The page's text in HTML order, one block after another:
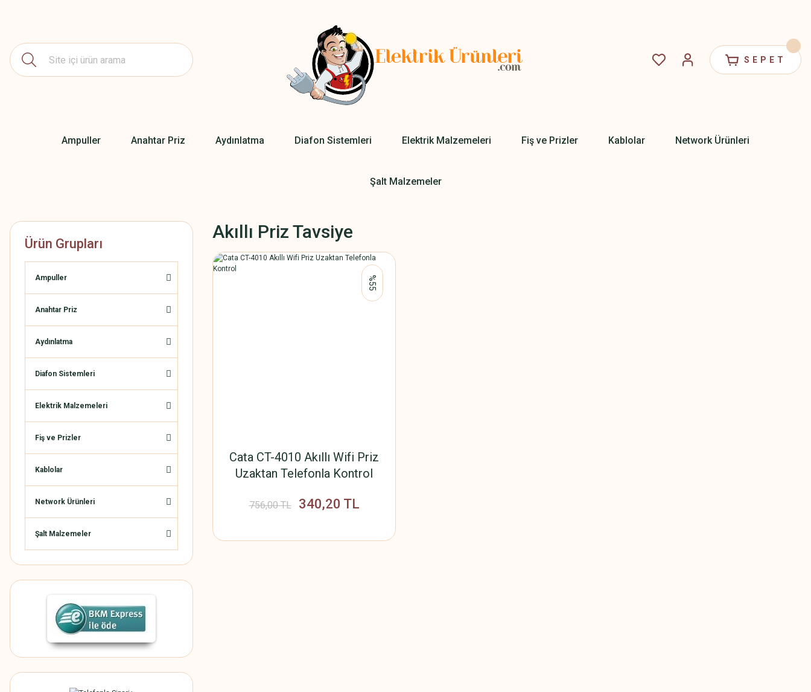
SEPET
Ampuller Anahtar Priz Aydınlatma Diafon Sistemleri Elektrik Malzemeleri Fiş ve Prizler Kablolar Network Ürünleri
Şalt Malzemeler
Ürün Grupları
Ampuller
Anahtar Priz
Aydınlatma
Diafon Sistemleri
Elektrik Malzemeleri
Fiş ve Prizler
Kablolar
Network Ürünleri
Şalt Malzemeler
Akıllı Priz Tavsiye
%55
Cata CT-4010 Akıllı Wifi Priz
Uzaktan Telefonla Kontrol
756,00 TL 340,20 TL